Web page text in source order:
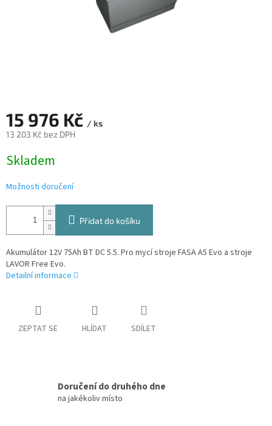
15 976 Kč / ks
13 203 Kč bez DPH
cena:
Skladem
Možnosti doručení
Přidat do košíku
Akumulátor 12V 75Ah BT DC 5.5. Pro mycí stroje FASA A5 Evo a stroje
LAVOR Free Evo.
Detailní informace
ZEPTAT SE HLÍDAT SDÍLET
Doručení do druhého dne
na jakékoliv místo